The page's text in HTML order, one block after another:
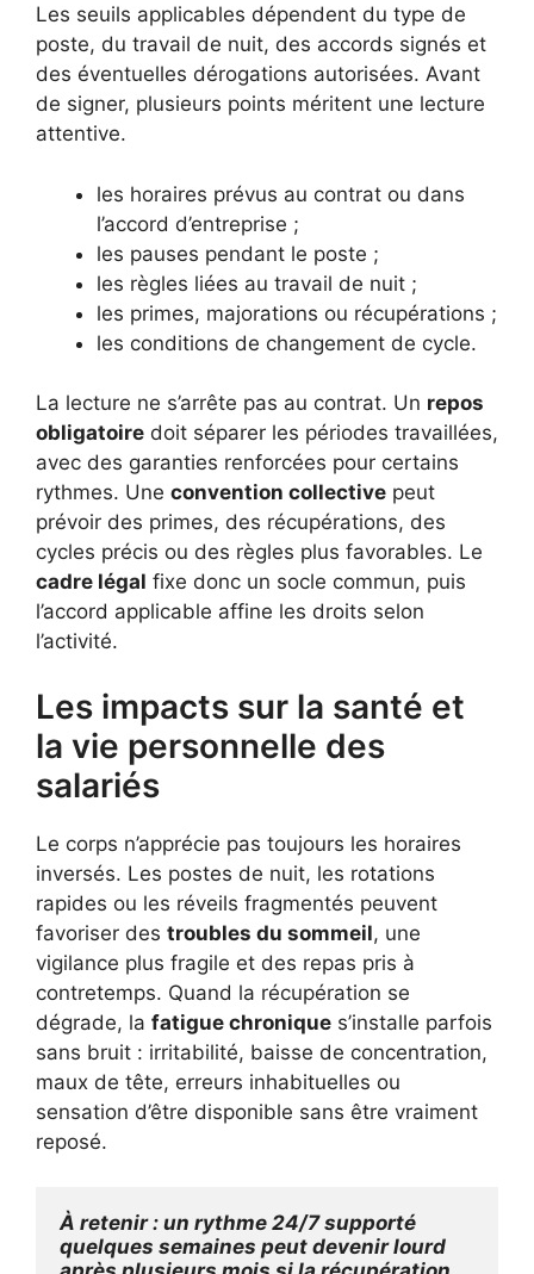
Les seuils applicables dépendent du type de
poste, du travail de nuit, des accords signés et
des éventuelles dérogations autorisées. Avant
de signer, plusieurs points méritent une lecture
attentive.
les horaires prévus au contrat ou dans
l’accord d’entreprise ;
les pauses pendant le poste ;
les règles liées au travail de nuit ;
les primes, majorations ou récupérations ;
les conditions de changement de cycle.
La lecture ne s’arrête pas au contrat. Un repos
obligatoire doit séparer les périodes travaillées,
avec des garanties renforcées pour certains
rythmes. Une convention collective peut
prévoir des primes, des récupérations, des
cycles précis ou des règles plus favorables. Le
cadre légal fixe donc un socle commun, puis
l’accord applicable affine les droits selon
l’activité.
Les impacts sur la santé et
la vie personnelle des
salariés
Le corps n’apprécie pas toujours les horaires
inversés. Les postes de nuit, les rotations
rapides ou les réveils fragmentés peuvent
favoriser des troubles du sommeil, une
vigilance plus fragile et des repas pris à
contretemps. Quand la récupération se
dégrade, la fatigue chronique s’installe parfois
sans bruit : irritabilité, baisse de concentration,
maux de tête, erreurs inhabituelles ou
sensation d’être disponible sans être vraiment
reposé.
À retenir : un rythme 24/7 supporté
quelques semaines peut devenir lourd